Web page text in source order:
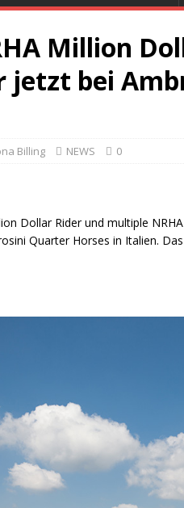
Million
jetzt bei
Billing NEWS 0
Dollar Rider und multiple
Quarter Horses in Italien.